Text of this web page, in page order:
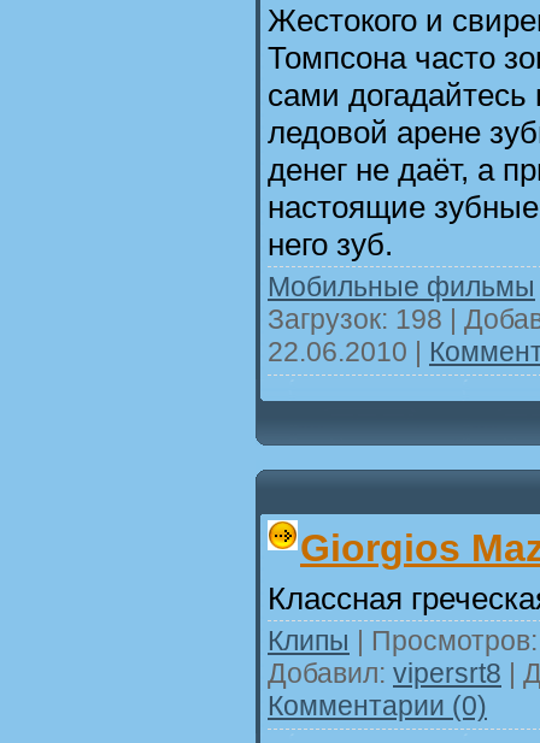
Жестокого и
Томпсона часто
сами
ледовой арене
денег не даёт, а
настоящие
него зуб.
Мобильные фильмы
Загрузок: 198 |
22.06.2010 |
Giorgios
Классная
Клипы |
Добавил: vipersrt8 |
Комментарии (0)